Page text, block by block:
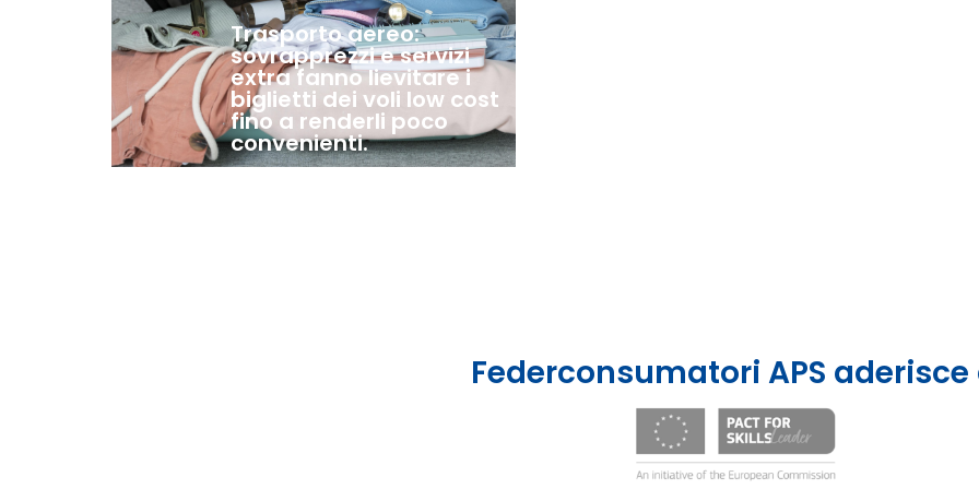
Trasporto aereo:
sovrapprezzi e servizi
extra fanno lievitare i
biglietti dei voli low cost
fino a renderli poco
convenienti.
Federconsumatori APS aderisce